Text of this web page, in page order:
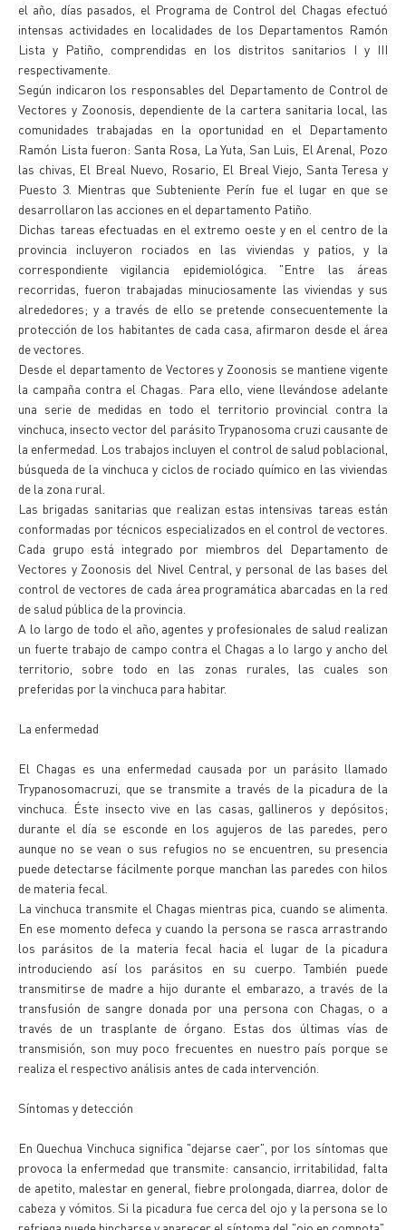
el año, días pasados, el Programa de Control del Chagas efectuó
intensas actividades en localidades de los Departamentos Ramón
Lista y Patiño, comprendidas en los distritos sanitarios I y III
respectivamente.
Según indicaron los responsables del Departamento de Control de
Vectores y Zoonosis, dependiente de la cartera sanitaria local, las
comunidades trabajadas en la oportunidad en el Departamento
Ramón Lista fueron: Santa Rosa, La Yuta, San Luis, El Arenal, Pozo
las chivas, El Breal Nuevo, Rosario, El Breal Viejo, Santa Teresa y
Puesto 3. Mientras que Subteniente Perín fue el lugar en que se
desarrollaron las acciones en el departamento Patiño.
Dichas tareas efectuadas en el extremo oeste y en el centro de la
provincia incluyeron rociados en las viviendas y patios, y la
correspondiente vigilancia epidemiológica. "Entre las áreas
recorridas, fueron trabajadas minuciosamente las viviendas y sus
alrededores; y a través de ello se pretende consecuentemente la
protección de los habitantes de cada casa, afirmaron desde el área
de vectores.
Desde el departamento de Vectores y Zoonosis se mantiene vigente
la campaña contra el Chagas. Para ello, viene llevándose adelante
una serie de medidas en todo el territorio provincial contra la
vinchuca, insecto vector del parásito Trypanosoma cruzi causante de
la enfermedad. Los trabajos incluyen el control de salud poblacional,
búsqueda de la vinchuca y ciclos de rociado químico en las viviendas
de la zona rural.
Las brigadas sanitarias que realizan estas intensivas tareas están
conformadas por técnicos especializados en el control de vectores.
Cada grupo está integrado por miembros del Departamento de
Vectores y Zoonosis del Nivel Central, y personal de las bases del
control de vectores de cada área programática abarcadas en la red
de salud pública de la provincia.
A lo largo de todo el año, agentes y profesionales de salud realizan
un fuerte trabajo de campo contra el Chagas a lo largo y ancho del
territorio, sobre todo en las zonas rurales, las cuales son
preferidas por la vinchuca para habitar.
La enfermedad
El Chagas es una enfermedad causada por un parásito llamado
Trypanosomacruzi, que se transmite a través de la picadura de la
vinchuca. Éste insecto vive en las casas, gallineros y depósitos;
durante el día se esconde en los agujeros de las paredes, pero
aunque no se vean o sus refugios no se encuentren, su presencia
puede detectarse fácilmente porque manchan las paredes con hilos
de materia fecal.
La vinchuca transmite el Chagas mientras pica, cuando se alimenta.
En ese momento defeca y cuando la persona se rasca arrastrando
los parásitos de la materia fecal hacia el lugar de la picadura
introduciendo así los parásitos en su cuerpo. También puede
transmitirse de madre a hijo durante el embarazo, a través de la
transfusión de sangre donada por una persona con Chagas, o a
través de un trasplante de órgano. Estas dos últimas vías de
transmisión, son muy poco frecuentes en nuestro país porque se
realiza el respectivo análisis antes de cada intervención.
Síntomas y detección
En Quechua Vinchuca significa "dejarse caer", por los síntomas que
provoca la enfermedad que transmite: cansancio, irritabilidad, falta
de apetito, malestar en general, fiebre prolongada, diarrea, dolor de
cabeza y vómitos. Si la picadura fue cerca del ojo y la persona se lo